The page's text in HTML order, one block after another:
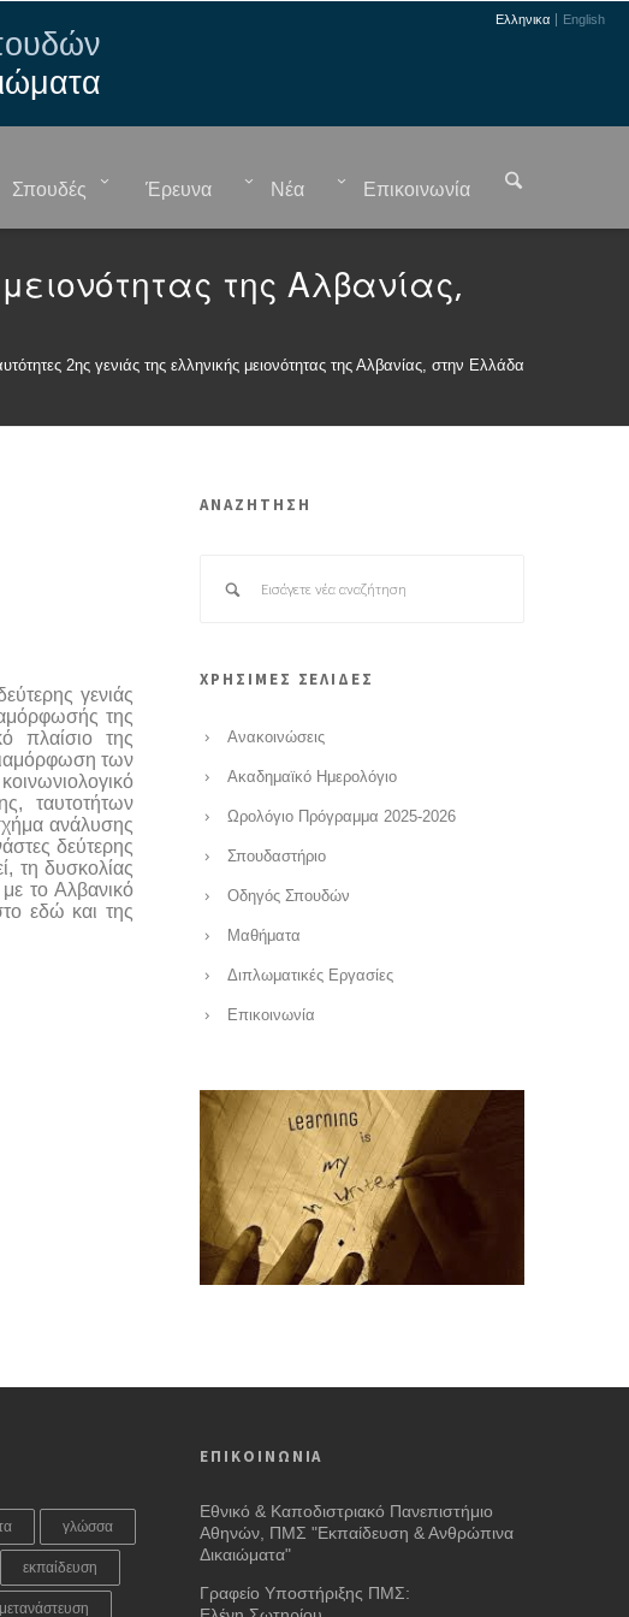
Ελληνικα English
Επικοινωνία
Νέα
Έρευνα
Σπουδές
της Αλβανίας,
2ης γενιάς της ελληνικής μειονότητας της Αλβανίας, στην Ελλάδα
γενιάς
της
πλαίσιο της
των
ταυτοτήτων
ανάλυσης
δεύτερης
τη δυσκολίας
το Αλβανικό
εδώ και της
ΑΝΑΖΗΤΗΣΗ
ΧΡΗΣΙΜΕΣ ΣΕΛΙΔΕΣ
Ανακοινώσεις
Ακαδημαϊκό Ημερολόγιο
Ωρολόγιο Πρόγραμμα 2025-2026
Σπουδαστήριο
Οδηγός Σπουδών
Μαθήματα
Διπλωματικές Εργασίες
Επικοινωνία
γλώσσα
εκπαίδευση
μετανάστευση
ΕΠΙΚΟΙΝΩΝΙΑ
Εθνικό & Καποδιστριακό Πανεπιστήμιο
Αθηνών, ΠΜΣ "Εκπαίδευση & Ανθρώπινα
Δικαιώματα"
Γραφείο Υποστήριξης ΠΜΣ: